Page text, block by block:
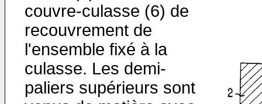
couvre-culasse (6) de
recouvrement de
l'ensemble fixé à la
culasse. Les demi-
paliers supérieurs sont